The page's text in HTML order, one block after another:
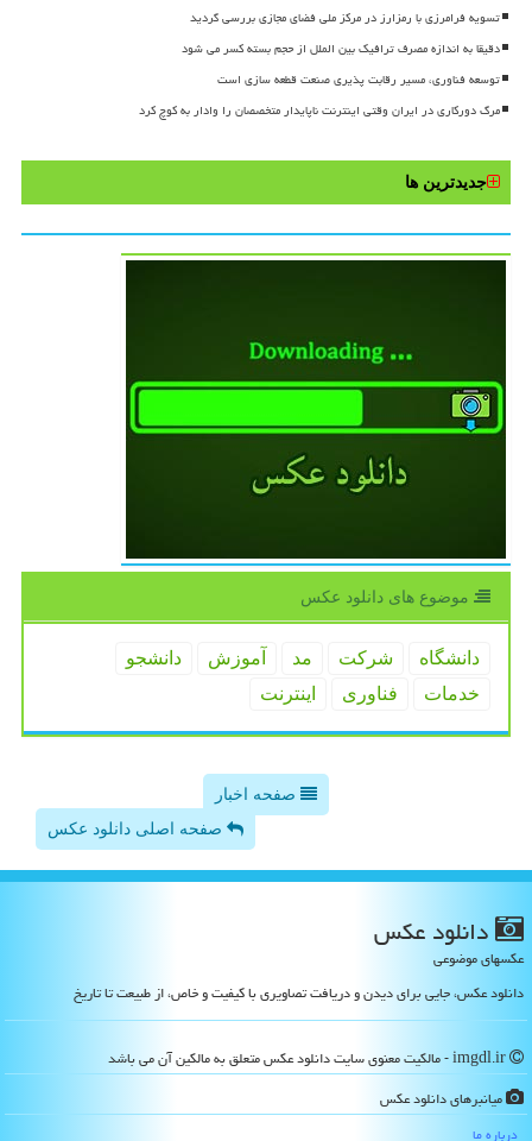
تسویه فرامرزی با رمزارز در مرکز ملی فضای مجازی بررسی گردید
دقیقا به اندازه مصرف ترافیک بین الملل از حجم بسته کسر می شود
توسعه فناوری، مسیر رقابت پذیری صنعت قطعه سازی است
مرگ دورکاری در ایران وقتی اینترنت ناپایدار متخصصان را وادار به کوچ کرد
جدیدترین ها
موضوع های دانلود عكس
دانشگاه شركت مد آموزش
دانشجو
خدمات
فناوری اینترنت
صفحه اخبار
صفحه اصلی دانلود عکس
دانلود عكس
عکسهای موضوعی
دانلود عکس، جایی برای دیدن و دریافت تصاویری با کیفیت و خاص، از طبیعت تا تاریخ
میانبرهای دانلود عكس
درباره ما